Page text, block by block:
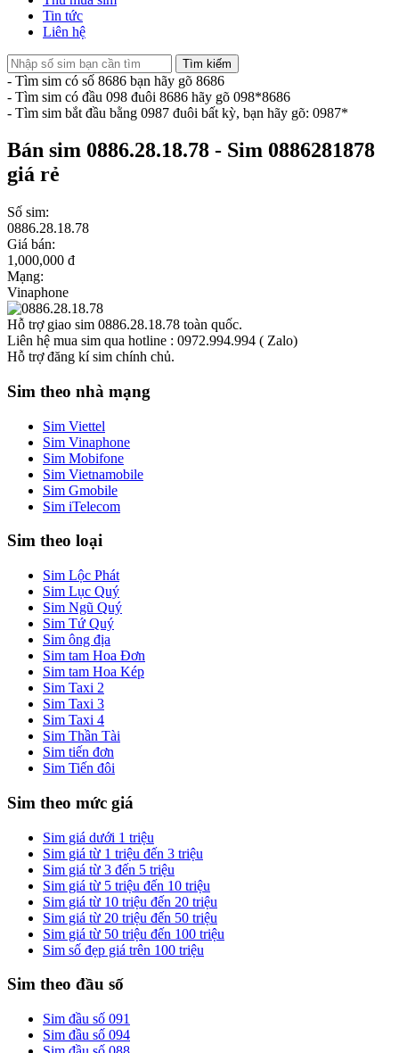
Tin tức
Liên hệ
Tìm kiếm
- Tìm sim có số 8686 bạn hãy gõ 8686
- Tìm sim có đầu 098 đuôi 8686 hãy gõ 098*8686
- Tìm sim bắt đầu bằng 0987 đuôi bất kỳ, bạn hãy gõ: 0987*
Bán sim 0886.28.18.78 - Sim 0886281878
giá rẻ
Số sim:
0886.28.18.78
Giá bán:
1,000,000 đ
Mạng:
Vinaphone
Hỗ trợ giao sim 0886.28.18.78 toàn quốc.
Liên hệ mua sim qua hotline : 0972.994.994 ( Zalo)
Hỗ trợ đăng kí sim chính chủ.
Sim theo nhà mạng
Sim Viettel
Sim Vinaphone
Sim Mobifone
Sim Vietnamobile
Sim Gmobile
Sim iTelecom
Sim theo loại
Sim Lộc Phát
Sim Lục Quý
Sim Ngũ Quý
Sim Tứ Quý
Sim ông địa
Sim tam Hoa Đơn
Sim tam Hoa Kép
Sim Taxi 2
Sim Taxi 3
Sim Taxi 4
Sim Thần Tài
Sim tiến đơn
Sim Tiến đôi
Sim theo mức giá
Sim giá dưới 1 triệu
Sim giá từ 1 triệu đến 3 triệu
Sim giá từ 3 đến 5 triệu
Sim giá từ 5 triệu đến 10 triệu
Sim giá từ 10 triệu đến 20 triệu
Sim giá từ 20 triệu đến 50 triệu
Sim giá từ 50 triệu đến 100 triệu
Sim số đẹp giá trên 100 triệu
Sim theo đầu số
Sim đầu số 091
Sim đầu số 094